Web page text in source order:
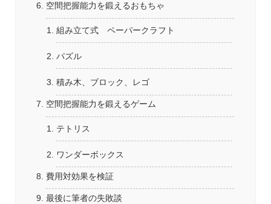
空間把握能力を鍛えるおもちゃ
組み立て式 ペーパークラフト
パズル
積み木、ブロック、レゴ
空間把握能力を鍛えるゲーム
テトリス
ワンダーボックス
費用対効果を検証
最後に筆者の失敗談